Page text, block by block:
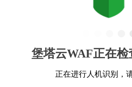
堡塔云WAF正在检
正在进行人机识别，